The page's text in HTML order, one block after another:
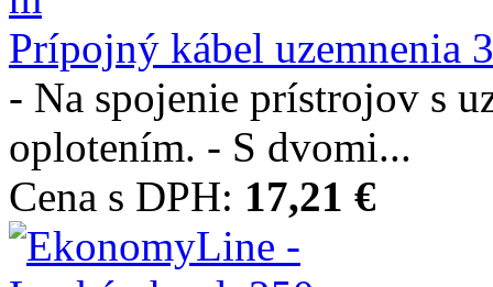
Prípojný kábel uzemnenia
- Na spojenie prístrojov s
oplotením. - S dvomi...
Cena s DPH: 17,21 €